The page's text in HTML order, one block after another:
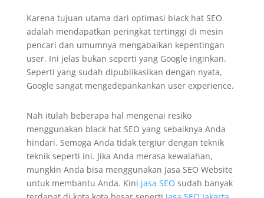
Karena tujuan utama dari optimasi black hat SEO
adalah mendapatkan peringkat tertinggi di mesin
pencari dan umumnya mengabaikan kepentingan
user. Ini jelas bukan seperti yang Google inginkan.
Seperti yang sudah dipublikasikan dengan nyata,
Google sangat mengedepankankan user experience.
Nah itulah beberapa hal mengenai resiko
menggunakan black hat SEO yang sebaiknya Anda
hindari. Semoga Anda tidak tergiur dengan teknik
teknik seperti ini. Jika Anda merasa kewalahan,
mungkin Anda bisa menggunakan Jasa SEO Website
untuk membantu Anda. Kini jasa SEO sudah banyak